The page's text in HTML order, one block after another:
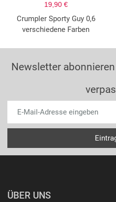
19,90 €
Crumpler Sporty Guy 0,6
verschiedene Farben
Newsletter
ÜBER UNS